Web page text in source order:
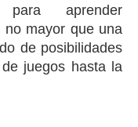
aprender
no mayor que una
de posibilidades
juegos hasta la